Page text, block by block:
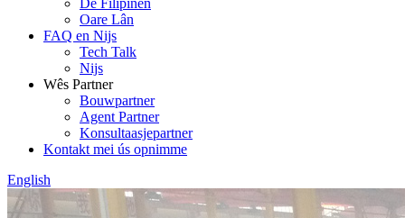
De Filipinen
Oare Lân
FAQ en Nijs
Tech Talk
Nijs
Wês Partner
Bouwpartner
Agent Partner
Konsultaasjepartner
Kontakt mei ús opnimme
English